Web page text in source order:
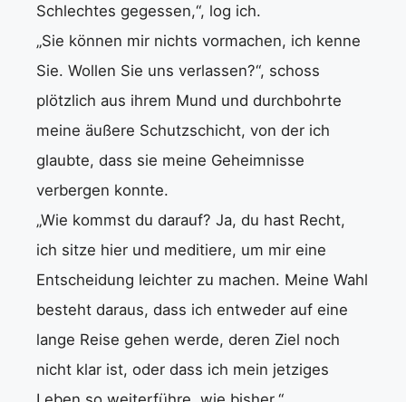
Schlechtes gegessen,“, log ich.
„Sie können mir nichts vormachen, ich kenne
Sie. Wollen Sie uns verlassen?“, schoss
plötzlich aus ihrem Mund und durchbohrte
meine äußere Schutzschicht, von der ich
glaubte, dass sie meine Geheimnisse
verbergen konnte.
„Wie kommst du darauf? Ja, du hast Recht,
ich sitze hier und meditiere, um mir eine
Entscheidung leichter zu machen. Meine Wahl
besteht daraus, dass ich entweder auf eine
lange Reise gehen werde, deren Ziel noch
nicht klar ist, oder dass ich mein jetziges